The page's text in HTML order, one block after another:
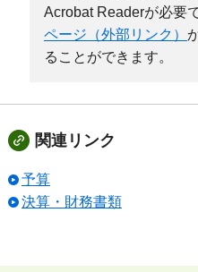
Acrobat Readerが必要で
ページ（外部リンク）
ることができます。
関連リンク
予算
決算・財務書類